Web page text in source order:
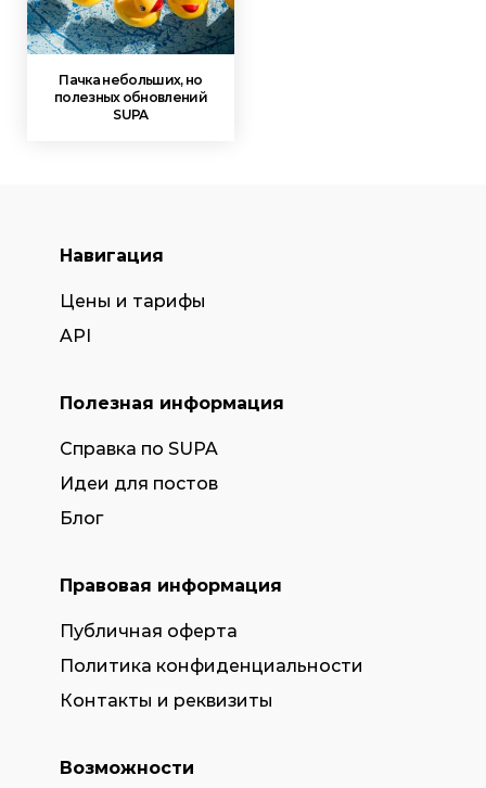
Пачка небольших, но
полезных обновлений
SUPA
Навигация
Цены и тарифы
API
Полезная информация
Справка по SUPA
Идеи для постов
Блог
Правовая информация
Публичная оферта
Политика конфиденциальности
Контакты и реквизиты
Возможности